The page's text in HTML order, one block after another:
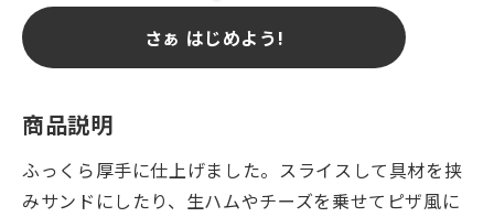
さぁ はじめよう!
商品説明
ふっくら厚手に仕上げました。スライスして具材を挟
みサンドにしたり、生ハムやチーズを乗せてピザ風に